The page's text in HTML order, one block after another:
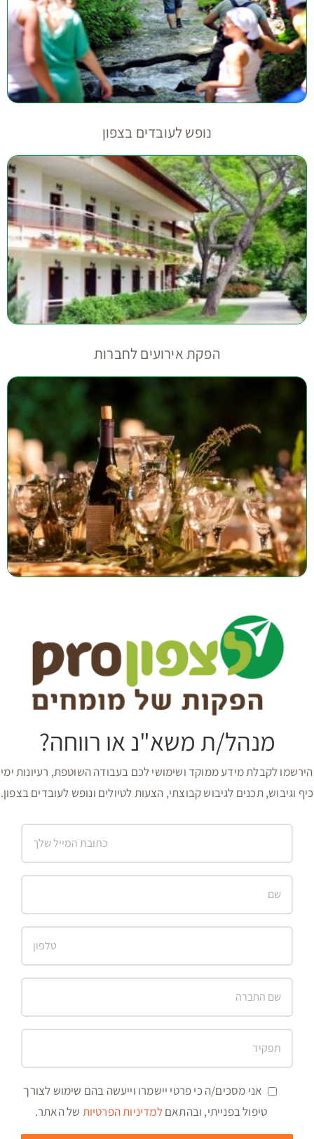
נופש לעובדים בצפון
הפקת אירועים לחברות
מנהל/ת משא"נ או רווחה?
הירשמו לקבלת מידע ממוקד ושימושי לכם בעבודה השוטפת, רעיונות ימי
כיף וגיבוש, תכנים לגיבוש קבוצתי, הצעות לטיולים ונופש לעובדים בצפון.
אני מסכים/ה כי פרטי יישמרו וייעשה בהם שימוש לצורך
טיפול בפנייתי, ובהתאםלמדיניות הפרטיות של האתר.